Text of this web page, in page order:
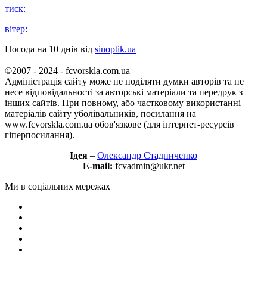
тиск:
вітер:
Погода на 10 днів від sinoptik.ua
©2007 - 2024 - fcvorskla.com.ua
Адміністрація сайту може не поділяти думки авторів та не
несе відповідальності за авторські матеріали та передрук з
інших сайтів. При повному, або частковому використанні
матеріалів сайту уболівальників, посилання на
www.fcvorskla.com.ua обов'язкове (для інтернет-ресурсів
гіперпосилання).
Ідея – Олександр Стадниченко
E-mail: fcvadmin@ukr.net
Ми в соціальних мережах